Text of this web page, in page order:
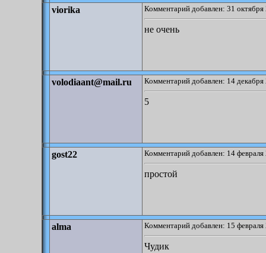
viorika Комментарий добавлен: 31
не очень
volodiaant@mail.ru Комментарий добавлен: 14
5
gost22 Комментарий добавлен: 14
простой
alma Комментарий добавлен: 15
Чудик